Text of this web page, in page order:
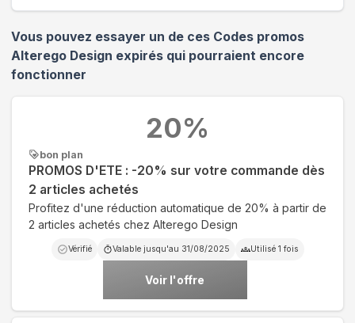
Vous pouvez essayer un de ces Codes promos
Alterego Design expirés qui pourraient encore
fonctionner
bon plan
PROMOS D'ETE : -20% sur votre commande dès
2 articles achetés
Profitez d'une réduction automatique de 20% à partir de
2 articles achetés chez Alterego Design
Vérifié Valable jusqu'au 31/08/2025 Utilisé 1 fois
Voir l'offre
20%